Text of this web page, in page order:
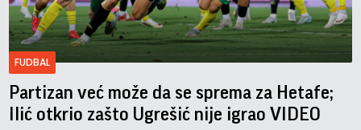
FUDBAL
Partizan već može da se sprema za Hetafe;
Ilić otkrio zašto Ugrešić nije igrao VIDEO